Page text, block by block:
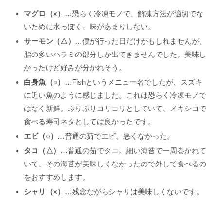
マグロ（×）
…恐らく冷凍モノで、解凍方法が適切でな
いために水っぽく、味があまりしない。
サーモン（△）
…僕が行った日だけかもしれませんが、
脂の多いハラミの部分しか出てきませんでした。美味し
かったけど好みが分かれそう。
白身魚（○）
…Fishというメニュー名でしたが、スズキ
に近い魚のように感じました。これは恐らく冷凍モノで
はなく新鮮。ぷりぷりコリコリとしていて、メキシコで
食べる寿司ネタとしては良かったです。
エビ（○）
…普通の茹でエビ。悪くなかった。
タコ（△）
…普通の茹でタコ。細い海苔で一周巻かれて
いて、その海苔が美味しくなかったので外して食べるの
をおすすめします。
シャリ（×）
…残念ながらシャリは美味しくないです。